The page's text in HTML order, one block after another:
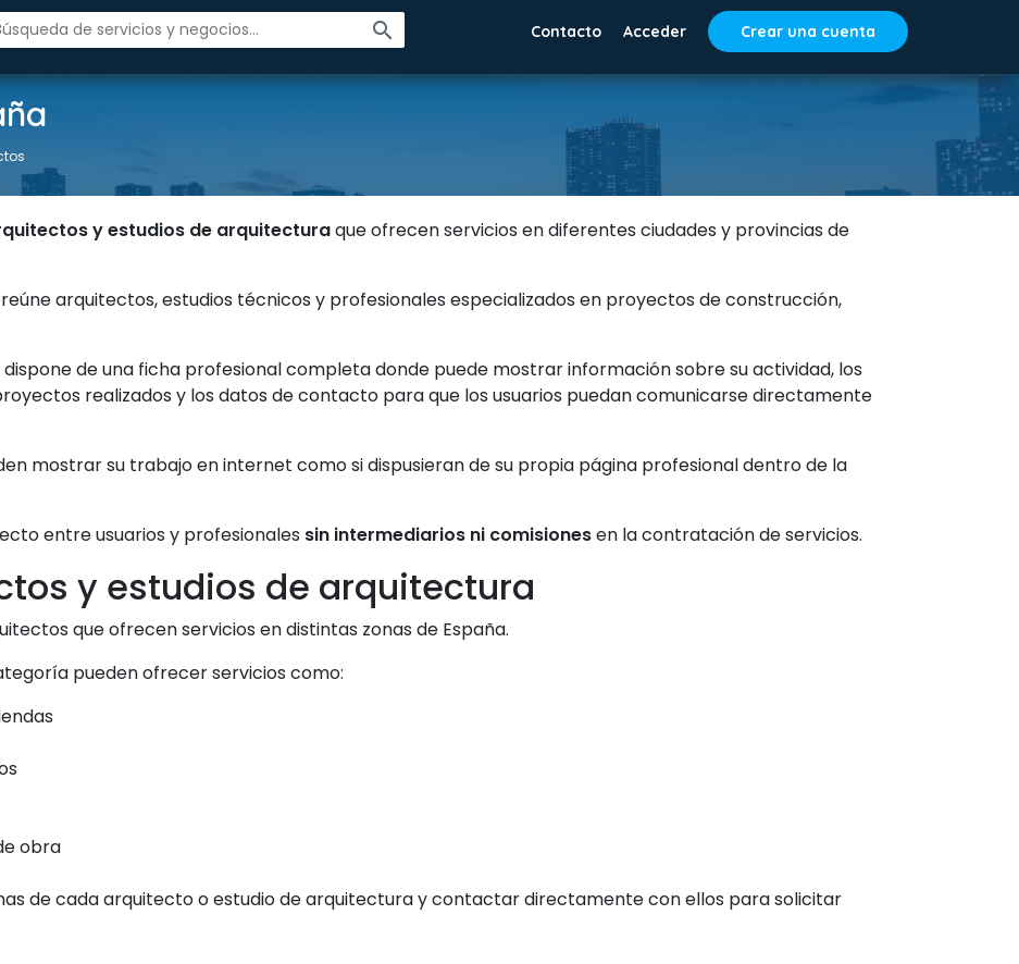
search Contacto Acceder Crear una cuenta
y estudios de arquitecturaque ofrecen servicios en diferentes ciudades y provincias de
arquitectos, estudios técnicos y profesionales especializados en proyectos de construcción,
de una ficha profesional completa donde puede mostrar información sobre su actividad, los
realizados y los datos de contacto para que los usuarios puedan comunicarse directamente
mostrar su trabajo en internet como si dispusieran de su propia página profesional dentro de la
entre usuarios y profesionales sin intermediarios ni comisionesen la contratación de servicios.
y estudios de arquitectura
que ofrecen servicios en distintas zonas de España.
pueden ofrecer servicios como:
obra
de cada arquitecto o estudio de arquitectura y contactar directamente con ellos para solicitar